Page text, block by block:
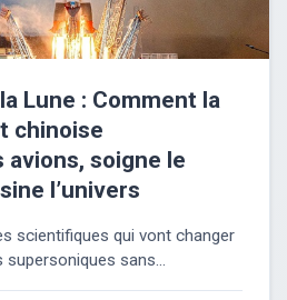
Lune : Comment la
chinoise
soigne le
l’univers
scientifiques qui vont changer
sans...